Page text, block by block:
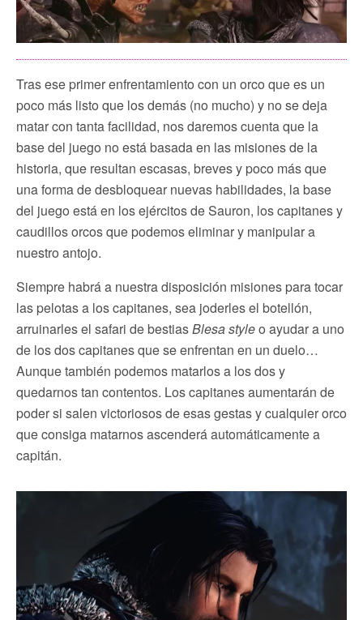
Tras ese primer enfrentamiento con un orco que es un
poco más listo que los demás (no mucho) y no se deja
matar con tanta facilidad, nos daremos cuenta que la
base del juego no está basada en las misiones de la
historia, que resultan escasas, breves y poco más que
una forma de desbloquear nuevas habilidades, la base
del juego está en los ejércitos de Sauron, los capitanes y
caudillos orcos que podemos eliminar y manipular a
nuestro antojo.
Siempre habrá a nuestra disposición misiones para tocar
las pelotas a los capitanes, sea joderles el botellón,
arruinarles el safari de bestiasBlesa styleo ayudar a uno
de los dos capitanes que se enfrentan en un duelo…
Aunque también podemos matarlos a los dos y
quedarnos tan contentos. Los capitanes aumentarán de
poder si salen victoriosos de esas gestas y cualquier orco
que consiga matarnos ascenderá automáticamente a
capitán.